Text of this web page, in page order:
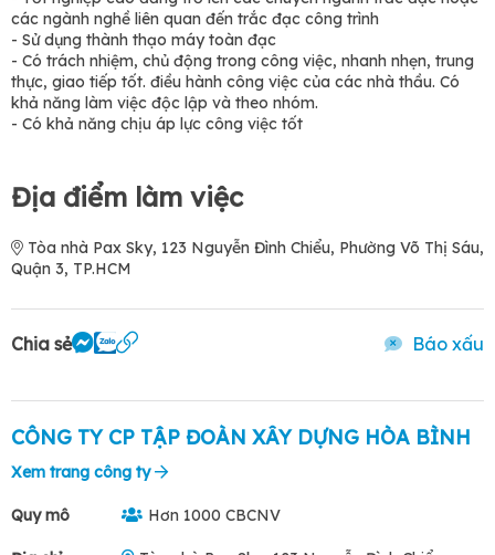
các ngành nghề liên quan đến trắc đạc công trình
- Sử dụng thành thạo máy toàn đạc
- Có trách nhiệm, chủ động trong công việc, nhanh nhẹn, trung
thực, giao tiếp tốt. điều hành công việc của các nhà thầu. Có
khả năng làm việc độc lập và theo nhóm.
- Có khả năng chịu áp lực công việc tốt
Địa điểm làm việc
Tòa nhà Pax Sky, 123 Nguyễn Đình Chiểu, Phường Võ Thị Sáu,
Quận 3, TP.HCM
Chia sẻ Báo xấu
CÔNG TY CP TẬP ĐOÀN XÂY DỰNG HÒA BÌNH
Xem trang công ty
Quy mô Hơn 1000 CBCNV